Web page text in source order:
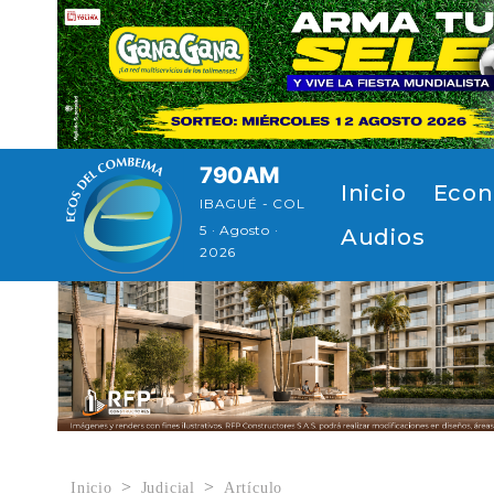
Pasar al contenido principal
790AM
IBAGUÉ - COL
5 · Agosto ·
2026
Navegación
Inicio
Audios
Inicio Judicial Artículo